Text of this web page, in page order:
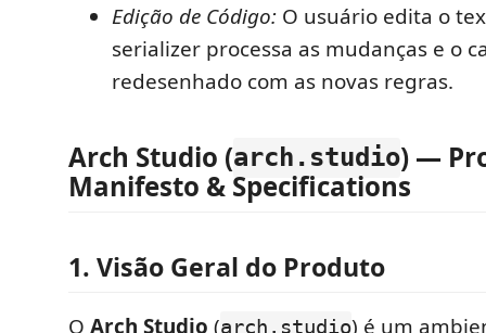
Edição de Código: O usuário edita o
serializer processa as mudanças e o
redesenhado com as novas regras.
Arch Studio (arch.studio) —
Manifesto & Specifications
1. Visão Geral do Produto
O Arch Studio (arch.studio) é um